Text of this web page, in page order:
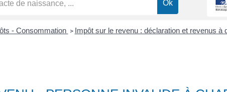
- Consommation > Impôt sur le revenu : déclaration et revenus à